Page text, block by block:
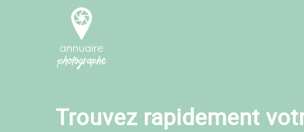
Trouvez rapidement